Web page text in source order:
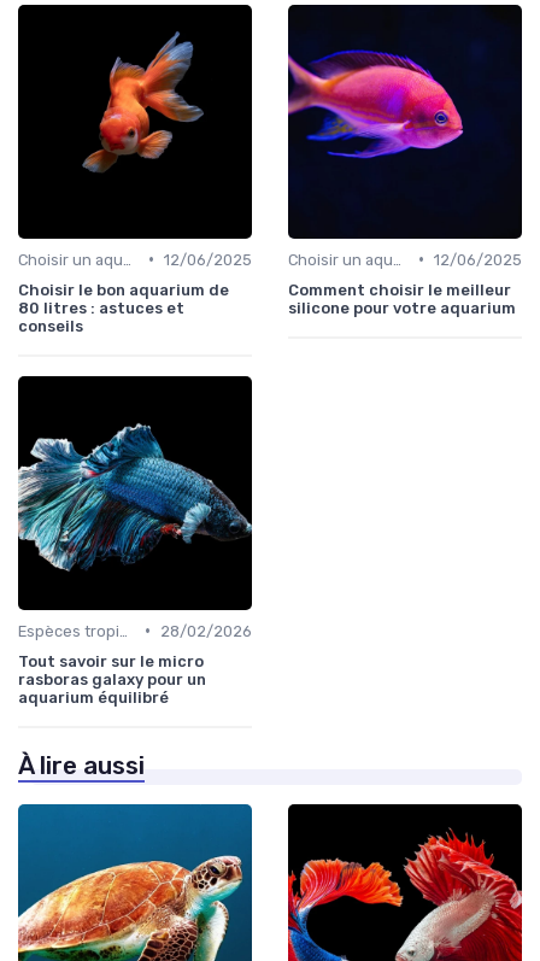
• 12/06/2025
Choisir le bon aquarium de
80 litres : astuces et
conseils
• 12/06/2025
Comment choisir le meilleur
silicone pour votre aquarium
•
28/02/2026
Tout savoir sur le micro
rasboras galaxy pour un
aquarium équilibré
À lire aussi